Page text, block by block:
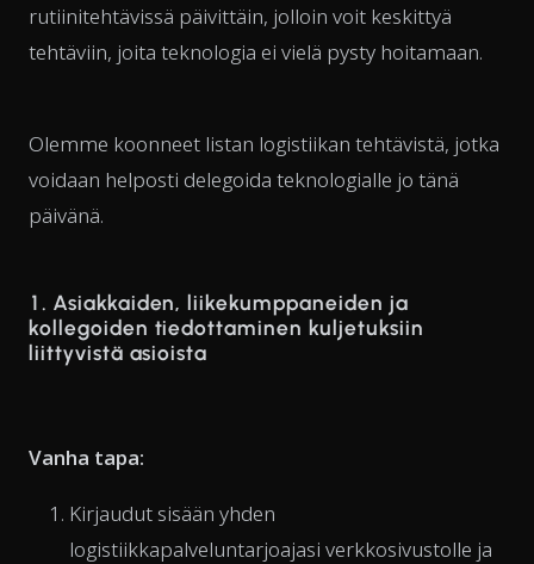
rutiinitehtävissä päivittäin, jolloin voit keskittyä
tehtäviin, joita teknologia ei vielä pysty hoitamaan.
Olemme koonneet listan logistiikan tehtävistä, jotka
voidaan helposti delegoida teknologialle jo tänä
päivänä.
1. Asiakkaiden, liikekumppaneiden ja
kollegoiden tiedottaminen kuljetuksiin
liittyvistä asioista
Vanha tapa:
Kirjaudut sisään yhden
logistiikkapalveluntarjoajasi verkkosivustolle ja